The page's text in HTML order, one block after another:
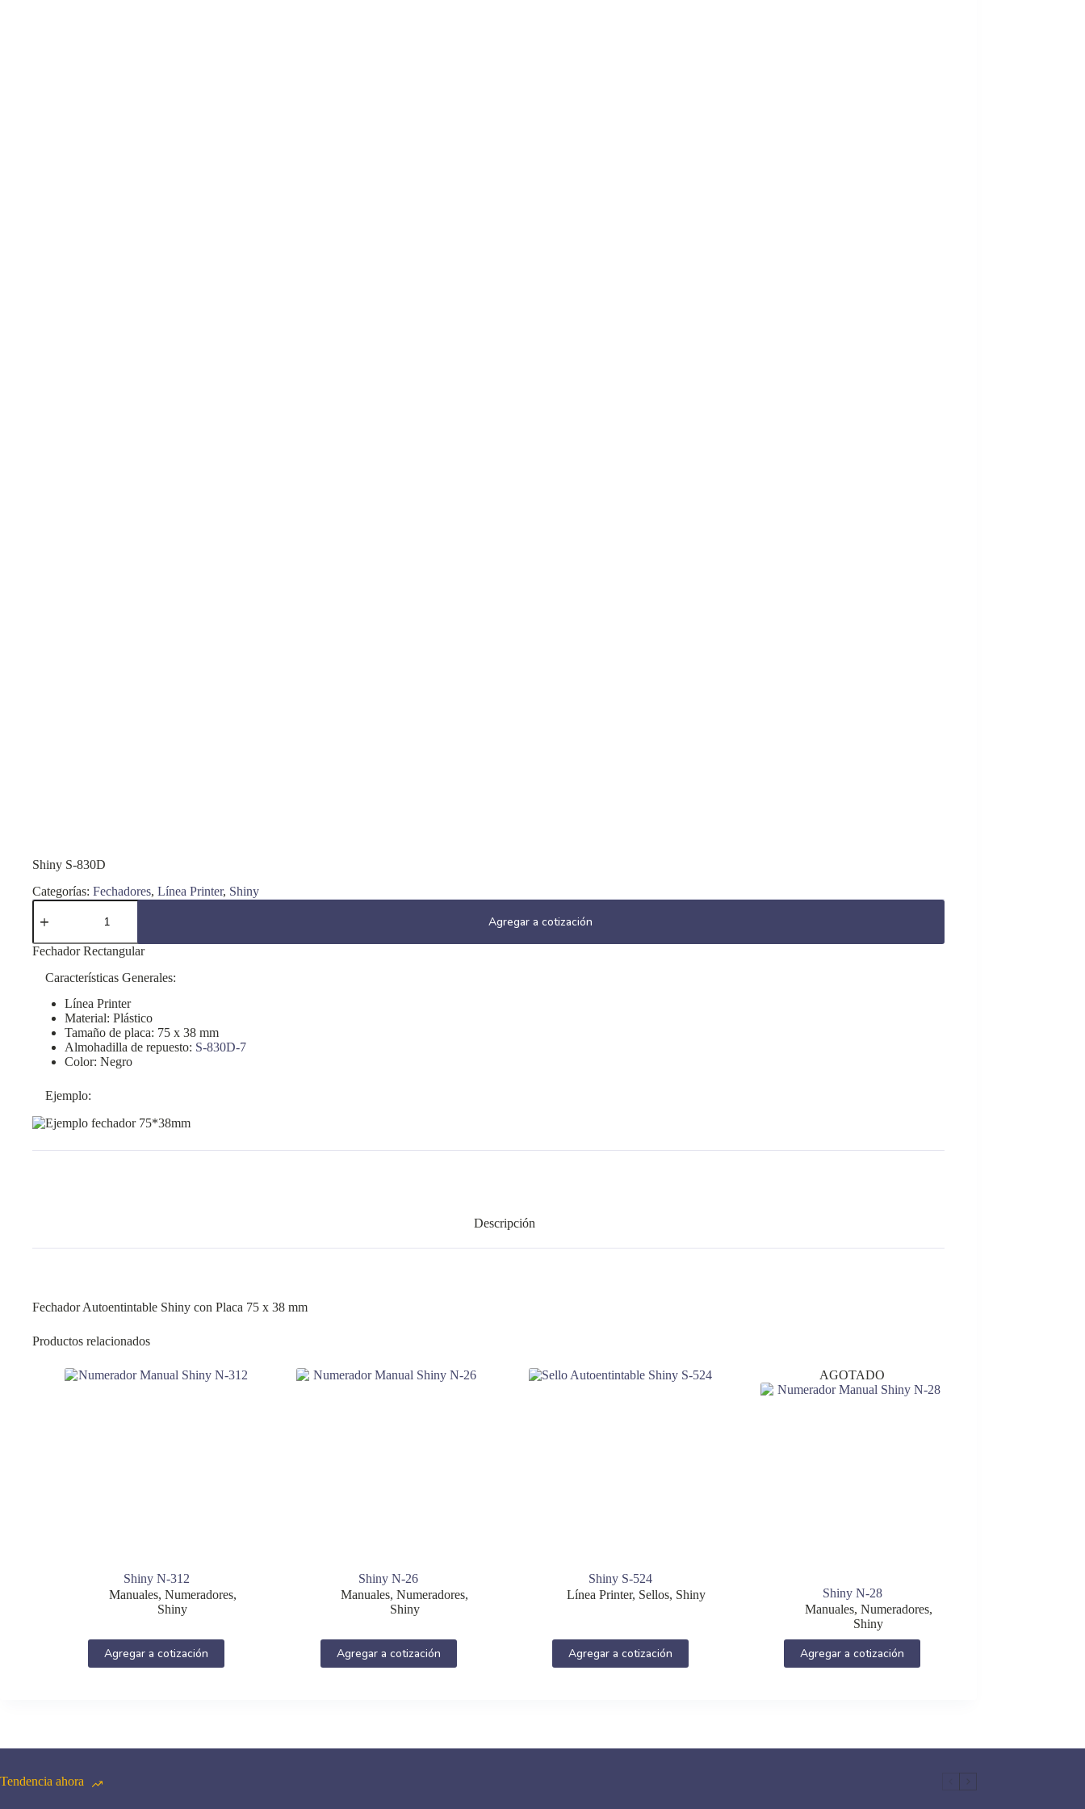
Shiny S-830D
Categorías: Fechadores, Línea Printer, Shiny
Shiny
S-
cantidad
Agregar a cotización
Fechador Rectangular
Características Generales:
Línea Printer
Material: Plástico
Tamaño de placa: 75 x 38 mm
Almohadilla de repuesto: S-830D-7
Color: Negro
Ejemplo:
Descripción
Fechador Autoentintable Shiny con Placa 75 x 38 mm
Productos relacionados
Shiny N-312
Manuales, Numeradores,
Shiny
Agregar a cotización
Shiny N-26
Manuales,Numeradores,
Shiny
Agregar a cotización
Shiny S-524
Línea Printer, Sellos, Shiny
Agregar a cotización
AGOTADO
Shiny N-28
Manuales, Numeradores,
Shiny
Agregar a cotización
Tendencia ahora